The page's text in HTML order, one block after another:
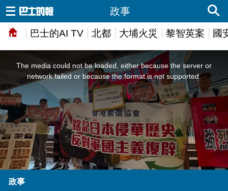
巴士的AI TV 北都 大埔火災 黎智英案 國
政事
The media could not be loaded, either because the server or
network failed or because the format is not supported.
政事